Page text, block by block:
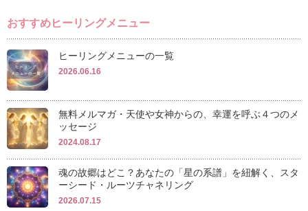
おすすめヒーリングメニュー
ヒーリングメニューの一覧
2026.06.16
無料メルマガ・天使や女神からの、幸運を呼ぶ４つのメ
ッセージ
2024.08.17
魂の故郷はどこ？あなたの「星の系譜」を紐解く、スタ
ーシード・ルーツチャネリング
2026.07.15